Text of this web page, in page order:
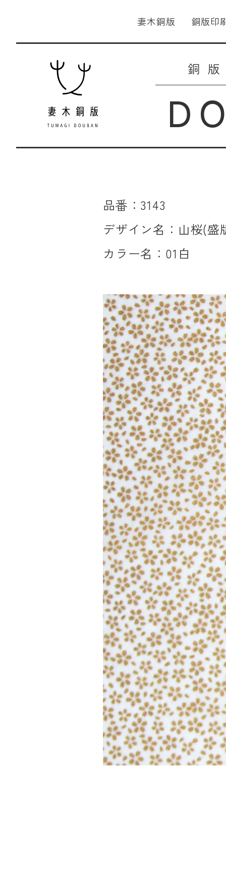
妻木銅版 銅版印
銅
品番：3143
デザイン名：山桜(盛
カラー名：01白